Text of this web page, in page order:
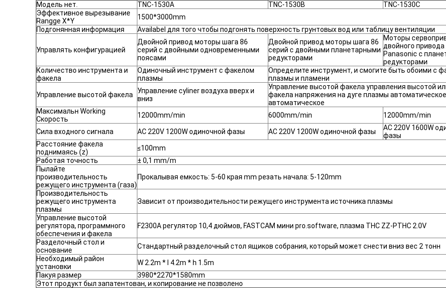
Модель нет. TNC-1530A TNC-1530B
TNC-1530C
Эффективное вырезывание
Rangge X*Y
1500*3000mm
Подгонянная информация
Availabel для того чтобы подгонять поверхность грунтовых вод или таблицу вентиляции
Управлять конфигурацией
Двойной привод моторы шага 86
серий с двойными одновременными
поясами
Двойной привод моторы шага 86
серий с двойными планетарными
редукторами
Моторы
двойного привода
Panasonic с
редукторами
Количество инструмента и
факела
Одиночный инструмент с факелом
плазмы
Определите инструмент, и смогите быть обоими с
плазмы и пламени
Управление высотой факела
Управление cyliner воздуха вверх и
вниз
Управление высотой факела управления высотой
факела напряжения на дуге плазмы
автоматическое
Максимальн Working
Скорость
12000mm/min 6000mm/min 12000mm/min
Сила входного сигнала AC 220V 1200W одиночной фазы AC 220V 1200W одиночной фазы
AC 220V 1600W
фазы
Расстояние факела
поднимаясь (z)
≤100mm
Работая точность
± 0,1 mm/m
Пылайте
производительность
режущего инструмента (газа)
Прокалывая емкость: 5-60 края mm резать начала: 5-120mm
Производительность
режущего инструмента
плазмы
Зависит от производительности режущего инструмента источника плазмы
Управление высотой
регулятора, программного
обеспечения и факела
F2300A регулятор 10,4 дюймов, FASTCAM мини pro.software, плазма THC ZZ-PTHC 2.0V
Разделочный стол и
основание
Стандартный разделочный стол ящиков собрания, который может снести вниз вес 2 тонн
Необходимый район
установки
W 2.2m * l 4.2m * h 1.5m
Пакуя размер
3980*2270*1580mm
Этот продукт был запатентован, и копирование не позволено